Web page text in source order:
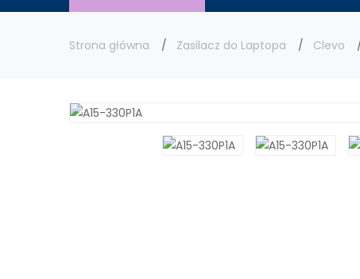
Strona główna Zasilacz do Laptopa Clevo